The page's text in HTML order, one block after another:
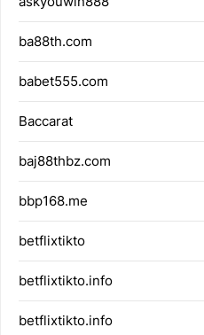
ba88th.com
babet555.com
Baccarat
baj88thbz.com
bbp168.me
betflixtikto
betflixtikto.info
betflixtikto.info